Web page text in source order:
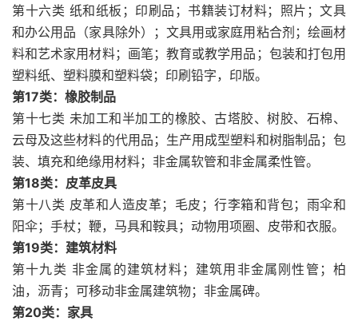
第十六类 纸和纸板；印刷品；书籍装订材料；照片；文具
和办公用品（家具除外）；文具用或家庭用粘合剂；绘画材
料和艺术家用材料；画笔；教育或教学用品；包装和打包用
塑料纸、塑料膜和塑料袋；印刷铅字，印版。
第17类：橡胶制品
第十七类 未加工和半加工的橡胶、古塔胶、树胶、石棉、
云母及这些材料的代用品；生产用成型塑料和树脂制品；包
装、填充和绝缘用材料；非金属软管和非金属柔性管。
第18类：皮革皮具
第十八类 皮革和人造皮革；毛皮；行李箱和背包；雨伞和
阳伞；手杖；鞭，马具和鞍具；动物用项圈、皮带和衣服。
第19类：建筑材料
第十九类 非金属的建筑材料；建筑用非金属刚性管；柏
油，沥青；可移动非金属建筑物；非金属碑。
第20类：家具